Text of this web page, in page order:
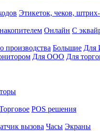
Этикеток, чеков,
Онлайн С
производства Большие Для
Для ООО Для
POS решения
вызова Часы Экраны